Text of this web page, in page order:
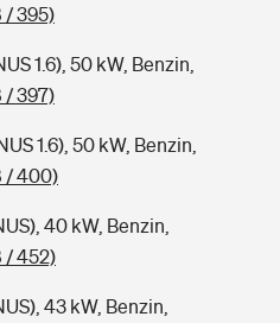
/ 395)
1.6), 50 kW, Benzin,
/ 397)
1.6), 50 kW, Benzin,
/ 400)
40 kW, Benzin,
/ 452)
43 kW, Benzin,